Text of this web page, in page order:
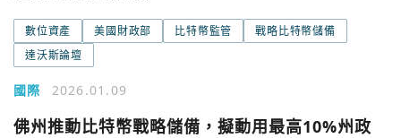
數位資產 美國財政部 比特幣監管
戰略比特幣儲備
達沃斯論壇
國際 2026.01.09
佛州推動比特幣戰略儲備，擬動用最高10%州政